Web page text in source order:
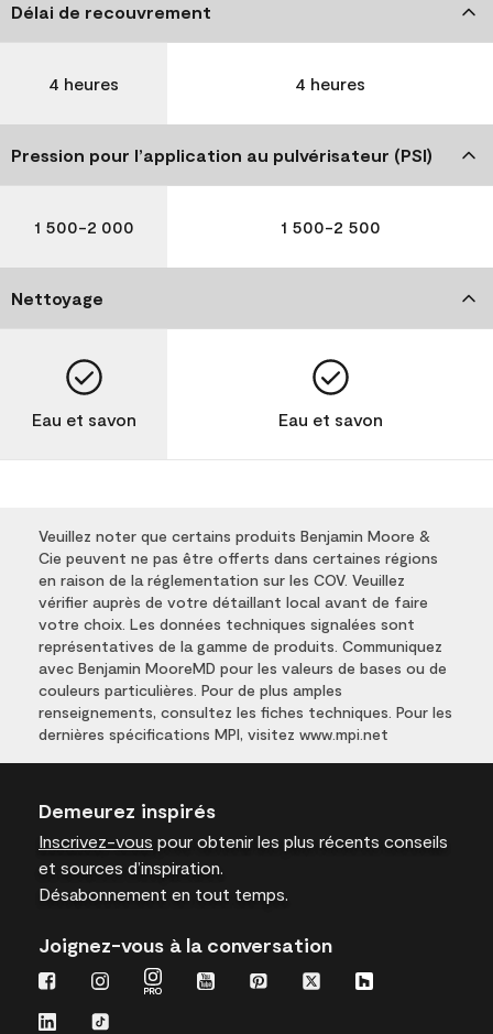
Délai de recouvrement
4 heures 4 heures
Pression pour l’application au pulvérisateur (PSI)
1 500-2 000 1 500-2 500
Nettoyage
Eau et savon Eau et savon
Veuillez noter que certains produits Benjamin Moore &
Cie peuvent ne pas être offerts dans certaines régions
en raison de la réglementation sur les COV. Veuillez
vérifier auprès de votre détaillant local avant de faire
votre choix. Les données techniques signalées sont
représentatives de la gamme de produits. Communiquez
avec Benjamin MooreMD pour les valeurs de bases ou de
couleurs particulières. Pour de plus amples
renseignements, consultez les fiches techniques. Pour les
dernières spécifications MPI, visitez www.mpi.net
Demeurez inspirés
Inscrivez-vous pour obtenir les plus récents conseils
et sources d’inspiration.
Désabonnement en tout temps.
Joignez-vous à la conversation